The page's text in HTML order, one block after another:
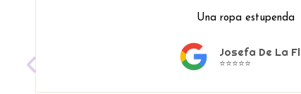
Una ropa estupenda
Josefa De La
⭐⭐⭐⭐⭐